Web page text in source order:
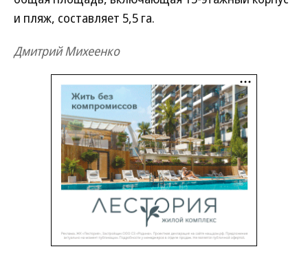
и пляж, составляет 5,5 га.
Дмитрий Михеенко